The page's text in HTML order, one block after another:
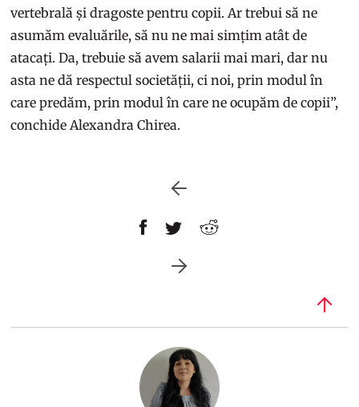
vertebrală și dragoste pentru copii. Ar trebui să ne
asumăm evaluările, să nu ne mai simțim atât de
atacați. Da, trebuie să avem salarii mai mari, dar nu
asta ne dă respectul societății, ci noi, prin modul în
care predăm, prin modul în care ne ocupăm de copii”,
conchide Alexandra Chirea.